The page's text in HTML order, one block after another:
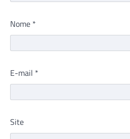
Nome *
E-mail *
Site